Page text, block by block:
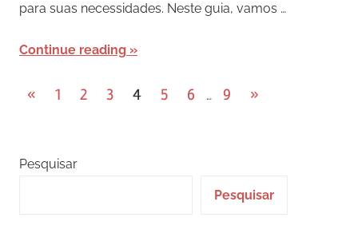
para suas necessidades. Neste guia, vamos …
Continue reading
Paginação
conteúdos
« Previous
1 2 3 4 5 6 … 9
Next
»
Pesquisar
Pesquisar